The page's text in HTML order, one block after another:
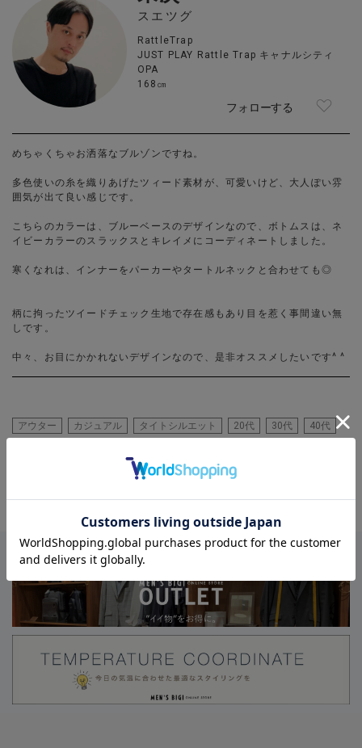
スエツグ
RattleTrap
JUST PLAY Rattle Trap キャナルシティ
OPA
168㎝
フォローする
めちゃくちゃお洒落なブルゾンですね。
多色使いの糸を織りあげたツィード素材が、可愛いけど、大人ぽい雰
囲気が出て良い感じです。
こちらのカラーは、ブルーベースのデザインなので、ボトムスは、ネ
イビーカラーのスラックスとキレイメにコーディネートしました。
寒くなれは、インナーをパーカーやタートルネックと合わせても◎
柄に拘ったツイードチェック生地で存在感もあり目を惹く事間違い無
しです。
中々、お目にかかれないデザインなので、是非オススメしたいです^ ^
アウター カジュアル タイトシルエット 20代 30代
40代